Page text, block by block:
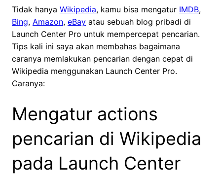
Tidak hanya Wikipedia, kamu bisa mengatur IMDB,
Bing, Amazon, eBay atau sebuah blog pribadi di
Launch Center Pro untuk mempercepat pencarian.
Tips kali ini saya akan membahas bagaimana
caranya memlakukan pencarian dengan cepat di
Wikipedia menggunakan Launch Center Pro.
Caranya:
Mengatur actions
pencarian di Wikipedia
pada Launch Center